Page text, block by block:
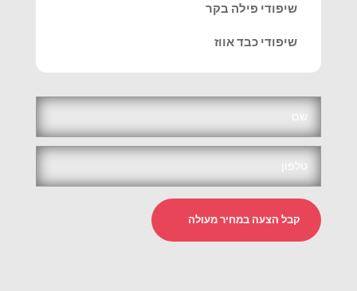
שיפודי פילה בקר
שיפודי כבד אווז
קבל הצעה במחיר מעולה